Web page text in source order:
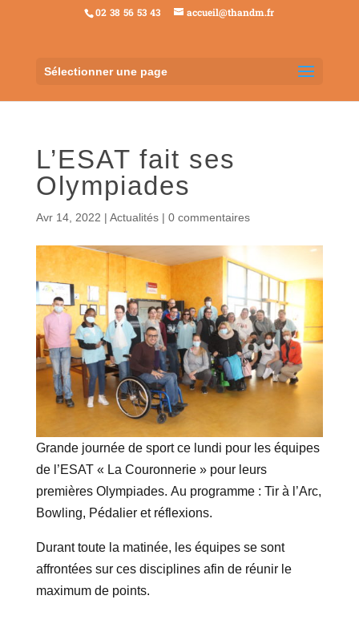
02 38 56 53 43 accueil@thandm.fr
Sélectionner une page
L’ESAT fait ses
Olympiades
Avr 14, 2022 | Actualités| 0 commentaires
Grande journée de sport ce lundi pour les équipes
de l’ESAT « La Couronnerie » pour leurs
premières Olympiades. Au programme : Tir à l’Arc,
Bowling, Pédalier et réflexions.
Durant toute la matinée, les équipes se sont
affrontées sur ces disciplines afin de réunir le
maximum de points.